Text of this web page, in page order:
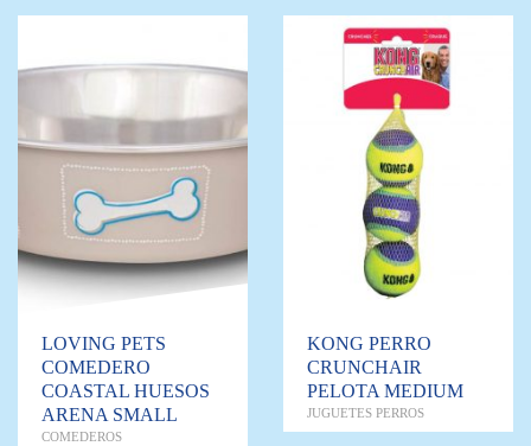
LOVING PETS
COMEDERO
COASTAL HUESOS
ARENA SMALL
COMEDEROS
KONG PERRO
CRUNCHAIR
PELOTA MEDIUM
JUGUETES PERROS